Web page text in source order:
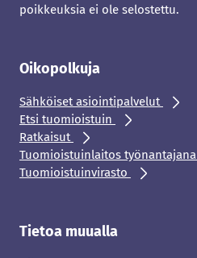
poikkeuksia ei ole selostettu.
Oikopolkuja
Sähköiset asiointipalvelut
Etsi tuomioistuin
Ratkaisut
Tuomioistuinlaitos työnantajana
Tuomioistuinvirasto
Tietoa muualla